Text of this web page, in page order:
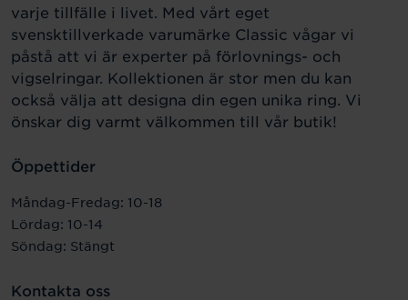
varje tillfälle i livet. Med vårt eget
svensktillverkade varumärke Classic vågar vi
påstå att vi är experter på förlovnings- och
vigselringar. Kollektionen är stor men du kan
också välja att designa din egen unika ring. Vi
önskar dig varmt välkommen till vår butik!
Öppettider
Måndag-Fredag: 10-18
Lördag: 10-14
Söndag: Stängt
Kontakta oss